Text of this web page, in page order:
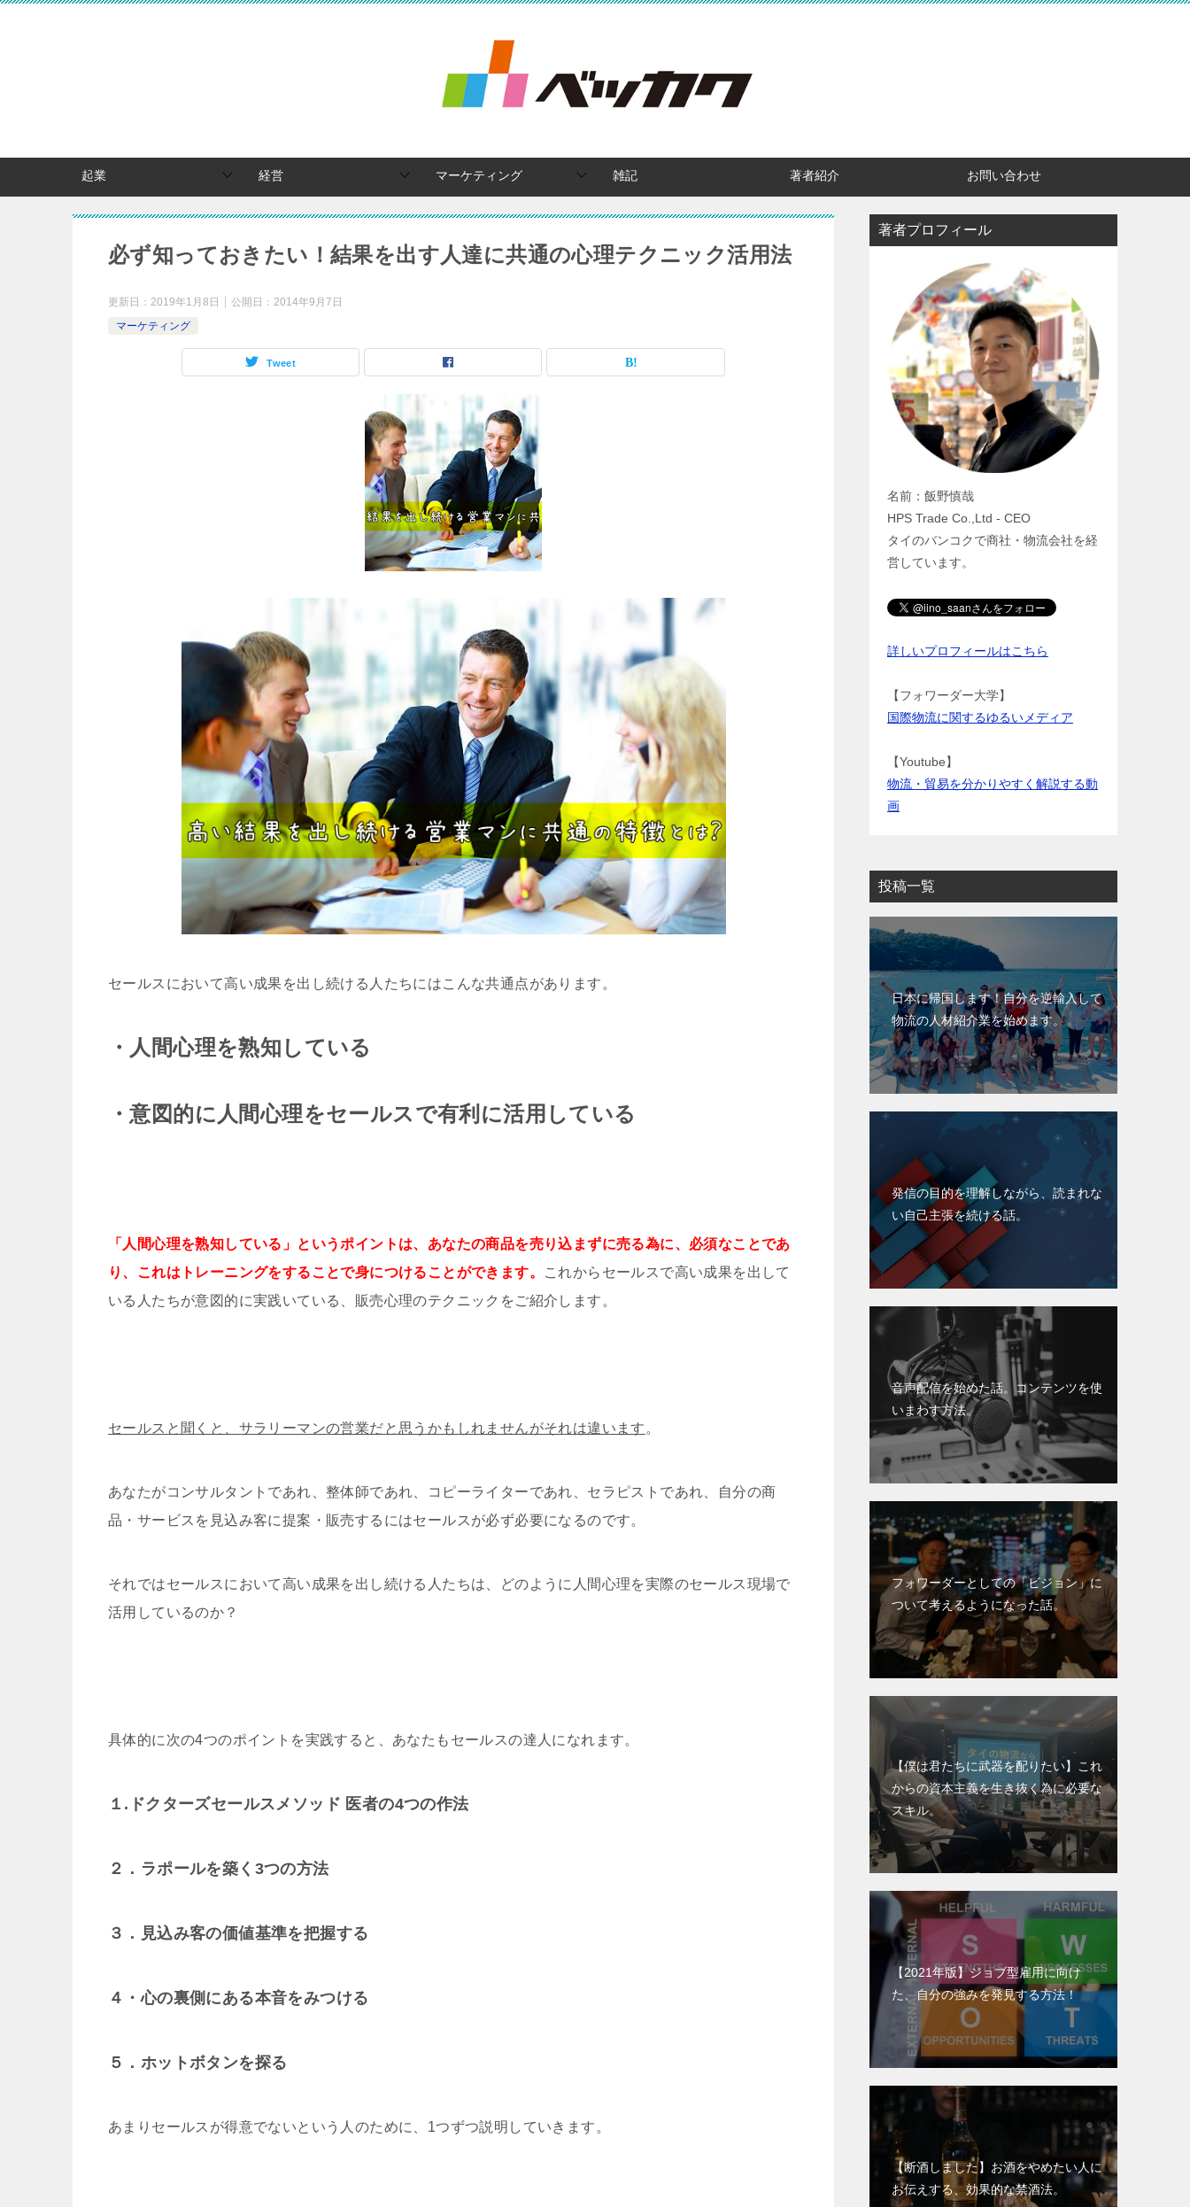
起業 経営 マーケティング 雑記 著者紹介 お問い合わせ
必ず知っておきたい！結果を出す人達に共通の心理テクニック活用法
更新日： 2019年1月8日 公開日： 2014年9月7日
マーケティング
Tweet
セールスにおいて高い成果を出し続ける人たちにはこんな共通点があります。
・人間心理を熟知している
・意図的に人間心理をセールスで有利に活用している
「人間心理を熟知している」というポイントは、あなたの商品を売り込まずに売る為に、必須なことであ
り、これはトレーニングをすることで身につけることができます。
これからセールスで高い成果を出して
いる人たちが意図的に実践いている、販売心理のテクニックをご紹介します。
セールスと聞くと、サラリーマンの営業だと思うかもしれませんがそれは違います 。
あなたがコンサルタントであれ、整体師であれ、コピーライターであれ、セラピストであれ、自分の商
品・サービスを見込み客に提案・販売するにはセールスが必ず必要になるのです。
それではセールスにおいて高い成果を出し続ける人たちは、どのように人間心理を実際のセールス現場で
活用しているのか？
具体的に次の4つのポイントを実践すると、あなたもセールスの達人になれます。
１.ドクターズセールスメソッド 医者の4つの作法
２．ラポールを築く3つの方法
３．見込み客の価値基準を把握する
４・心の裏側にある本音をみつける
５．ホットボタンを探る
あまりセールスが得意でないという人のために、1つずつ説明していきます。
著者プロフィール
名前：飯野慎哉
HPS Trade Co.,Ltd - CEO
タイのバンコクで商社・物流会社を経
営しています。
詳しいプロフィールはこちら
【フォワーダー大学】
国際物流に関するゆるいメディア
【Youtube】
物流・貿易を分かりやすく解説する動
画
投稿一覧
日本に帰国します！自分を逆輸入して
物流の人材紹介業を始めます。
発信の目的を理解しながら、読まれな
い自己主張を続ける話。
音声配信を始めた話。コンテンツを使
いまわす方法。
フォワーダーとしての「ビジョン」に
ついて考えるようになった話。
【僕は君たちに武器を配りたい】これ
からの資本主義を生き抜く為に必要な
スキル。
【2021年版】ジョブ型雇用に向け
た、自分の強みを発見する方法！
【断酒しました】お酒をやめたい人に
お伝えする、効果的な禁酒法。